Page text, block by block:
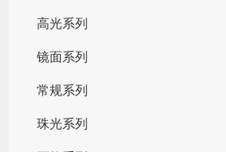
高光系列
镜面系列
常规系列
珠光系列